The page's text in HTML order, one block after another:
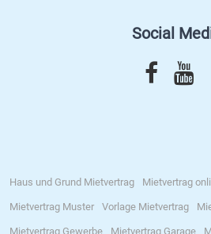
Social
Haus und Grund Mietvertrag Mietvertrag
Mietvertrag Muster Vorlage Mietvertrag
Mietvertrag Gewerbe Mietvertrag Garage